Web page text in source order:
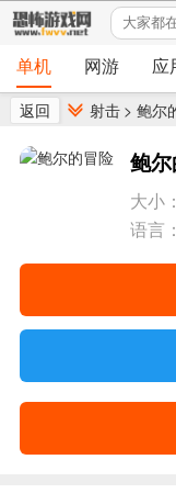
单机 网游 应
返回 射击 > 鲍尔
鲍
戏娱
大小
语言